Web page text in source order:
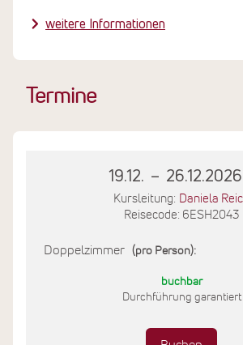
ausgewählt und die Lebensmittel
bezogen. Wo immer es möglich ist,
weitere Informationen
Termine
19.12. – 26.12.2026
Kursleitung:
Daniela
Reisecode: 6ESH2043
Doppelzimmer (pro Person):
buchbar
Durchführung garantiert